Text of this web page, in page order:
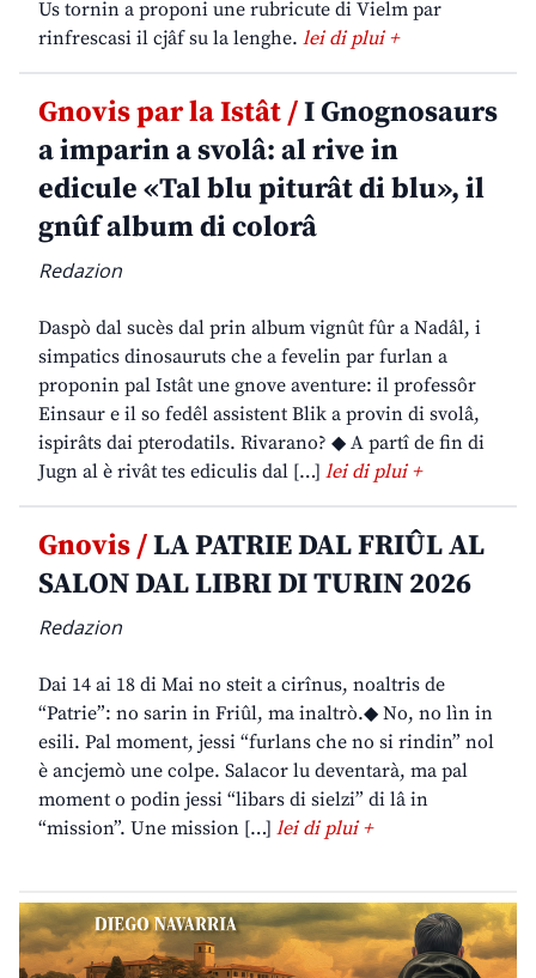
Us tornin a proponi une rubricute di Vielm par
rinfrescasi il cjâf su la lenghe. lei di plui +
Gnovis par la Istât /I Gnognosaurs
a imparin a svolâ: al rive in
edicule «Tal blu piturât di blu», il
gnûf album di colorâ
Redazion
Daspò dal sucès dal prin album vignût fûr a Nadâl, i
simpatics dinosauruts che a fevelin par furlan a
proponin pal Istât une gnove aventure: il professôr
Einsaur e il so fedêl assistent Blik a provin di svolâ,
ispirâts dai pterodatils. Rivarano? ◆ A partî de fin di
Jugn al è rivât tes ediculis dal […] lei di plui +
Gnovis /LA PATRIE DAL FRIÛL AL
SALON DAL LIBRI DI TURIN 2026
Redazion
Dai 14 ai 18 di Mai no steit a cirînus, noaltris de
“Patrie”: no sarin in Friûl, ma inaltrò.◆ No, no lìn in
esili. Pal moment, jessi “furlans che no si rindin” nol
è ancjemò une colpe. Salacor lu deventarà, ma pal
moment o podin jessi “libars di sielzi” di lâ in
“mission”. Une mission […] lei di plui +